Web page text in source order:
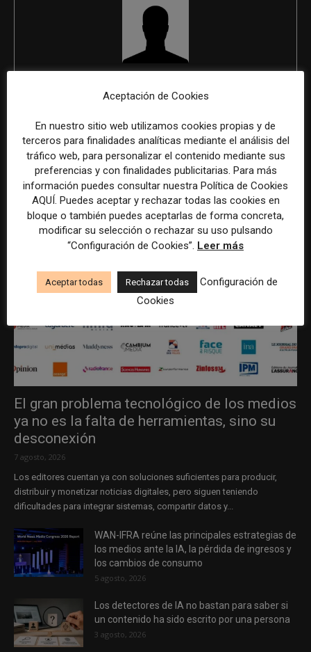
ÚLTIMOS ARTÍCULOS
El gran problema tecnológico de los medios
ya no es la falta de herramientas, sino su
desconexión
7 agosto, 2026
Los editores cuentan ya con soluciones suficientes para producir,
distribuir y monetizar noticias digitales, pero siguen teniendo
dificultades para integrar sistemas, compartir datos y...
WAN-IFRA reúne las principales estrategias de
los medios ante la IA, la pérdida de ingresos y
los cambios de consumo
5 agosto, 2026
Los detectores de IA no bastan para saber si
un contenido ha sido escrito por una persona
3 agosto, 2026
Aceptación de Cookies
En nuestro sitio web utilizamos cookies propias y de
terceros para finalidades analíticas mediante el análisis del
tráfico web, para personalizar el contenido mediante sus
preferencias y con finalidades publicitarias. Para más
información puedes consultar nuestra Política de Cookies
AQUÍ. Puedes aceptar y rechazar todas las cookies en
bloque o también puedes aceptarlas de forma concreta,
modificar su selección o rechazar su uso pulsando
“Configuración de Cookies”. Leer más
Aceptar todas Rechazar todas
Configuración de
Cookies